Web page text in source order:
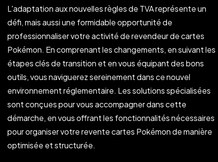
L'adaptation aux nouvelles règles de TVA représente un
défi, mais aussi une formidable opportunité de
professionnaliser votre activité de revendeur de cartes
Pokémon. En comprenant les changements, en suivant les
étapes clés de transition et en vous équipant des bons
outils, vous naviguerez sereinement dans ce nouvel
environnement réglementaire. Les solutions spécialisées
sont conçues pour vous accompagner dans cette
démarche, en vous offrant les fonctionnalités nécessaires
pour organiser votre revente cartes Pokémon de manière
optimisée et structurée.